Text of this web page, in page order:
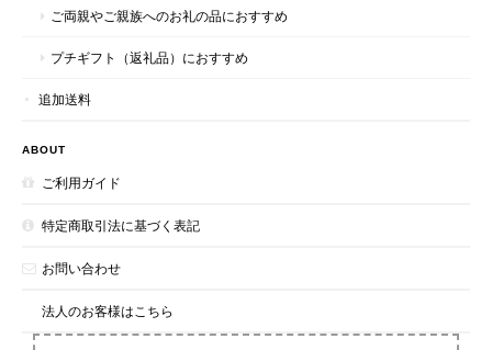
ご両親やご親族へのお礼の品におすすめ
プチギフト（返礼品）におすすめ
追加送料
ABOUT
ご利用ガイド
特定商取引法に基づく表記
お問い合わせ
法人のお客様はこちら